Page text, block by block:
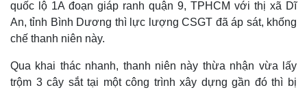
quốc lộ 1A đoạn giáp ranh quận 9, TPHCM với thị xã Dĩ
An, tỉnh Bình Dương thì lực lượng CSGT đã áp sát, khống
chế thanh niên này.
Qua khai thác nhanh, thanh niên này thừa nhận vừa lấy
trộm 3 cây sắt tại một công trình xây dựng gần đó thì bị